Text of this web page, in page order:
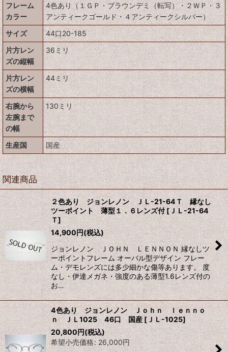
フレーム
カラー
4色あり（１ＧＰ・ブラウンデミ（転写）・２ＷＰ・３
アンティークゴールド・４アンティークシルバー）
サイズ
44口20-185
片方レン
ズの縦幅
36ミリ
片方レン
ズの横幅
44ミリ
右腕から
左腕まで
の幅
130ミリ
生産国 国産
関連商品
２色あり ジョンレノン ＪＬ-21-64Ｔ 縁なし
ツーポイント 薄型１．６レンズ付 [ＪＬ-21-64
Ｔ]
14,900円(税込)
ジョンレノン ＪＯＨＮ ＬＥＮＮＯＮ 縁なしツ
ーポイントフレーム オーバル型デザイン フレー
ム・デモレンズには多少細かな傷等あります。 度
なし・伊達メガネ・強度のある薄型1.6レンズ付の
お…
4色あり ジョンレノン Ｊｏｈｎ ｌｅｎｎｏ
ｎ ＪＬ1025 46口 国産[ＪＬ-1025]
20,800円(税込)
希望小売価格: 26,000円